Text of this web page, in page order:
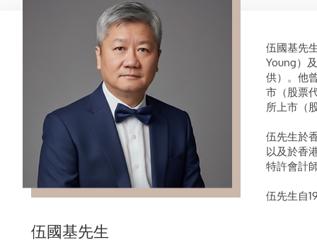
伍國基先生
伍國基先
Young）
供）。他
市（股票
所上市（
伍先生於
以及於香
特許會計
伍先生自